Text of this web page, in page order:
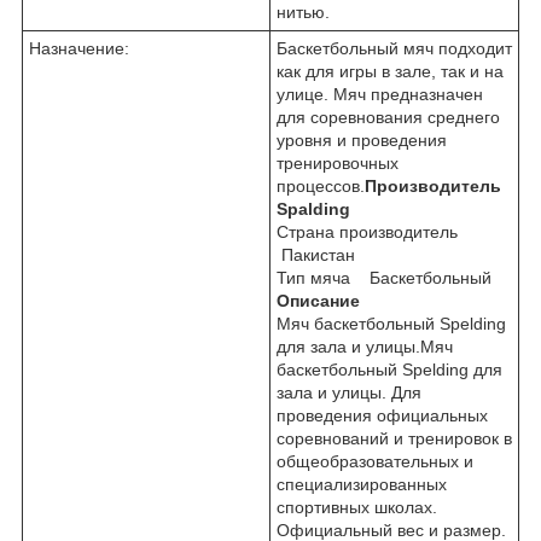
нитью.
Назначение:
Баскетбольный мяч подходит
как для игры в зале, так и на
улице. Мяч предназначен
для соревнования среднего
уровня и проведения
тренировочных
процессов. Производитель
Spalding
Страна производитель
Пакистан
Тип мяча Баскетбольный
Описание
Мяч баскетбольный Spelding
для зала и улицы.Мяч
баскетбольный Spelding для
зала и улицы. Для
проведения официальных
соревнований и тренировок в
общеобразовательных и
специализированных
спортивных школах.
Официальный вес и размер.